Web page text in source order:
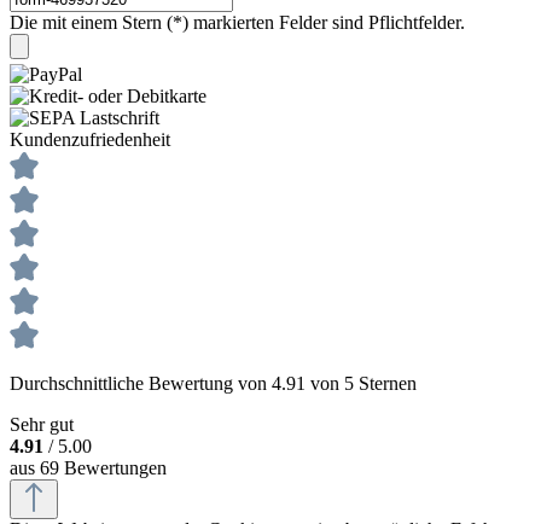
Die mit einem Stern (*) markierten Felder sind Pflichtfelder.
Kundenzufriedenheit
Durchschnittliche Bewertung von 4.91 von 5 Sternen
Sehr gut
4.91 / 5.00
aus 69 Bewertungen